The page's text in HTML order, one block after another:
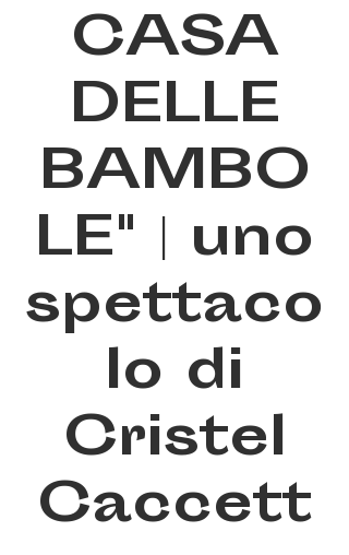
CASA
DELLE
BAMBO
LE" | uno
spettaco
lo di
Cristel
Caccett